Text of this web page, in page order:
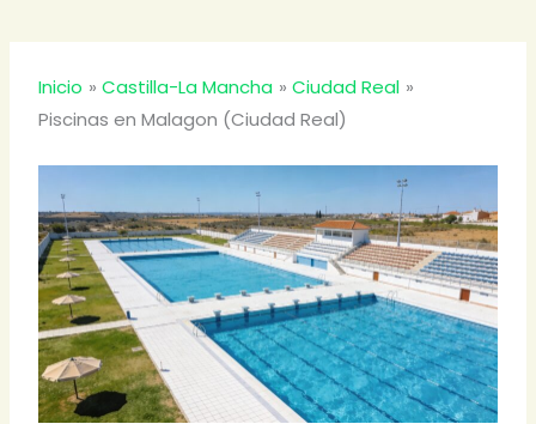
Inicio Castilla-La Mancha
Ciudad Real
Piscinas en Malagon (Ciudad Real)